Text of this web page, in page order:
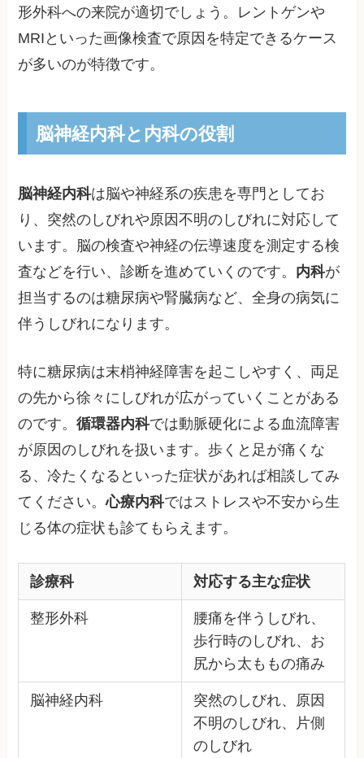
形外科への来院が適切でしょう。レントゲンや
MRIといった画像検査で原因を特定できるケース
が多いのが特徴です。
脳神経内科と内科の役割
脳神経内科は脳や神経系の疾患を専門としてお
り、突然のしびれや原因不明のしびれに対応して
います。脳の検査や神経の伝導速度を測定する検
査などを行い、診断を進めていくのです。 内科が
担当するのは糖尿病や腎臓病など、全身の病気に
伴うしびれになります。
特に糖尿病は末梢神経障害を起こしやすく、両足
の先から徐々にしびれが広がっていくことがある
のです。循環器内科では動脈硬化による血流障害
が原因のしびれを扱います。歩くと足が痛くな
る、冷たくなるといった症状があれば相談してみ
てください。心療内科ではストレスや不安から生
じる体の症状も診てもらえます。
診療科 対応する主な症状
整形外科
腰痛を伴うしびれ、
歩行時のしびれ、お
尻から太ももの痛み
脳神経内科
突然のしびれ、原因
不明のしびれ、片側
のしびれ